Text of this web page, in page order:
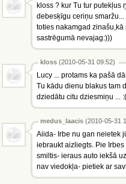
kloss ? kur Tu tur putekļus
debesķīgu ceriņu smaržu...
toties nakamgad
sastrēgumā nevajag:)))
kloss (2010-05-31 09:52)
Lucy ... protams ka pašā
Tu kādu dienu blakus tam
dziedātu citu dziesmiņu ...
medus_laacis (2010-05-31
Aiida- Irbe nu gan neietek
iebraukt aizliegts. Pie
smiltis- ieraus auto iekšā
nav viedokļa- pietiek ar